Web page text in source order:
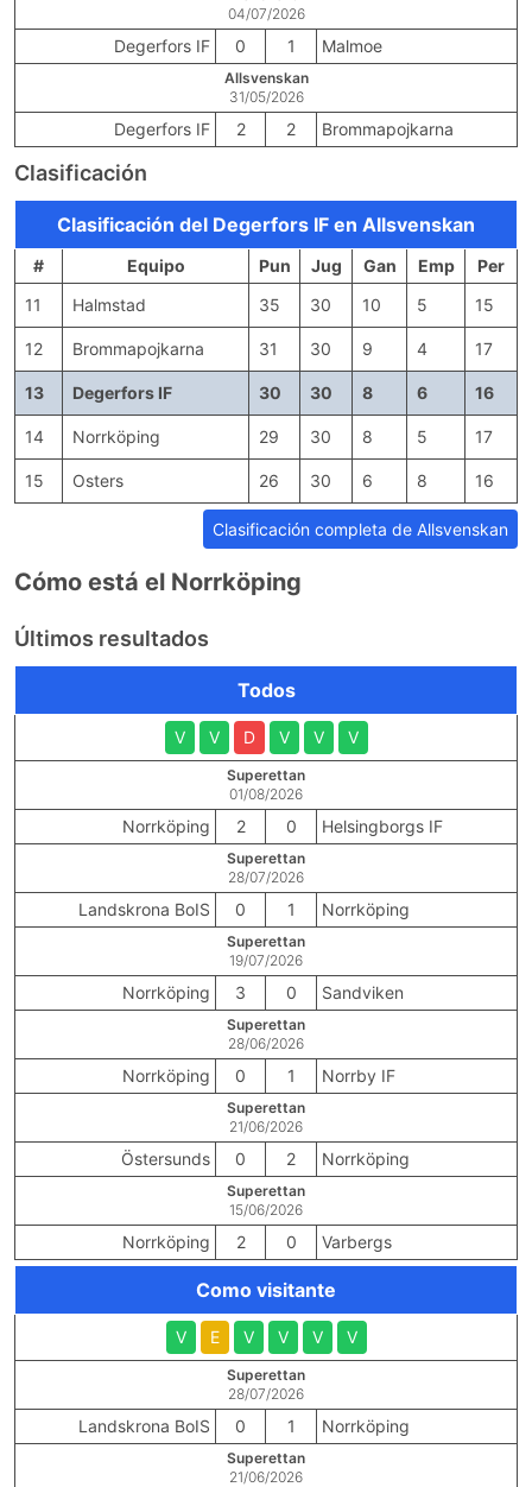
04/07/2026
Degerfors IF 0 1 Malmoe
Allsvenskan
31/05/2026
Degerfors IF 2 2 Brommapojkarna
Clasificación
Clasificación del Degerfors IF en Allsvenskan
# Equipo Pun Jug Gan Emp
Per
11
Halmstad 35 30 10 5 15
12 Brommapojkarna 31 30 9 4 17
13 Degerfors IF 30 30 8 6 16
14 Norrköping 29 30 8 5 17
15 Osters 26 30 6 8 16
Clasificación completa de Allsvenskan
Cómo está el Norrköping
Últimos resultados
Todos
V V D V V V
Superettan
01/08/2026
Norrköping 2 0 Helsingborgs IF
Superettan
28/07/2026
Landskrona BoIS 0 1 Norrköping
Superettan
19/07/2026
Norrköping 3 0 Sandviken
Superettan
28/06/2026
Norrköping 0 1 Norrby IF
Superettan
21/06/2026
Östersunds 0 2 Norrköping
Superettan
15/06/2026
Norrköping 2 0 Varbergs
Como visitante
V E V V V V
Superettan
28/07/2026
Landskrona BoIS 0 1 Norrköping
Superettan
21/06/2026